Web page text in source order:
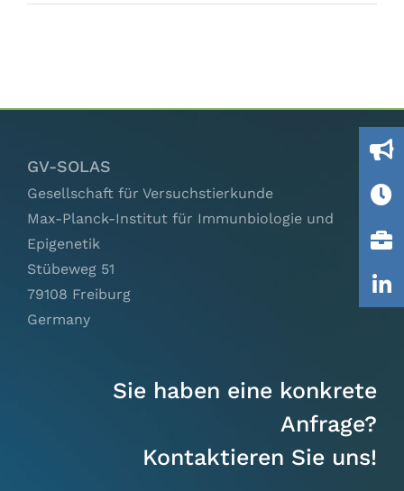
IGTP
Jobs
Links
SPF,
das
GV-SOLAS
Gesellschaft für Versuchstierkunde
Max-Planck-Institut für Immunbiologie und
Epigenetik
Stübeweg 51
79108 Freiburg
Germany
Sie haben eine konkrete
Anfrage?
Kontaktieren Sie uns!